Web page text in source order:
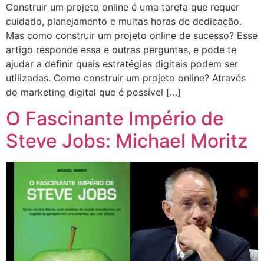
Construir um projeto online é uma tarefa que requer
cuidado, planejamento e muitas horas de dedicação.
Mas como construir um projeto online de sucesso? Esse
artigo responde essa e outras perguntas, e pode te
ajudar a definir quais estratégias digitais podem ser
utilizadas. Como construir um projeto online? Através
do marketing digital que é possível […]
O Fascinante Império de
Steve Jobs: Michael Moritz